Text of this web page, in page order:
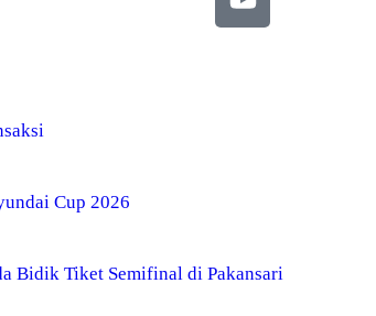
Cup 2026
Bidik Tiket Semifinal di Pakansari